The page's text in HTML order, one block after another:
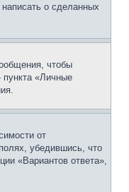
о сделанных
чтобы
«Личные
от
убедившись, что
«Вариантов ответа»,